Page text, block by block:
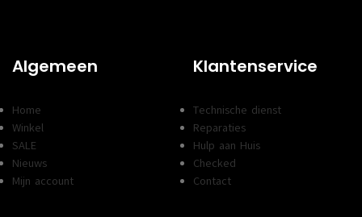
Algemeen
Home
Winkel
SALE
Nieuws
Mijn account
Klantenservice
Technische dienst
Reparaties
Hulp aan Huis
Checked
Contact